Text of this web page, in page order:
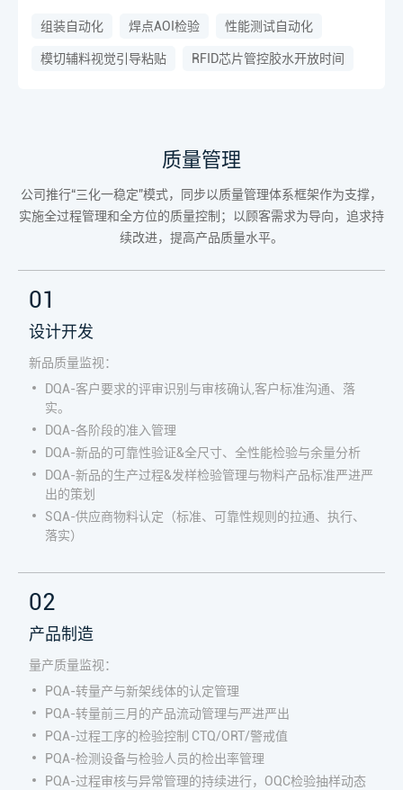
组装自动化 焊点AOI检验 性能测试自动化
模切辅料视觉引导粘贴 RFID芯片管控胶水开放时间
质量管理
公司推行“三化一稳定”模式，同步以质量管理体系框架作为支撑，
实施全过程管理和全方位的质量控制；以顾客需求为导向，追求持
续改进，提高产品质量水平。
01
设计开发
新品质量监视：
DQA-客户要求的评审识别与审核确认,客户标准沟通、落
实。
DQA-各阶段的准入管理
DQA-新品的可靠性验证&全尺寸、全性能检验与余量分析
DQA-新品的生产过程&发样检验管理与物料产品标准严进严
出的策划
SQA-供应商物料认定（标准、可靠性规则的拉通、执行、
落实）
02
产品制造
量产质量监视：
PQA-转量产与新架线体的认定管理
PQA-转量前三月的产品流动管理与严进严出
PQA-过程工序的检验控制 CTQ/ORT/警戒值
PQA-检测设备与检验人员的检出率管理
PQA-过程审核与异常管理的持续进行，OQC检验抽样动态